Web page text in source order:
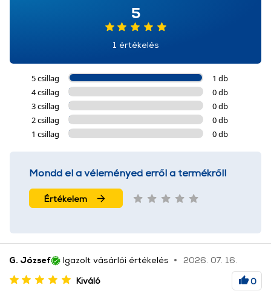
5
1 értékelés
5 csillag
1 db
4 csillag
0 db
3 csillag
0 db
2 csillag
0 db
1 csillag
0 db
Mondd el a véleményed erről a termékről!
Értékelem
G. József Igazolt vásárlói értékelés
2026. 07. 16.
Kiváló
0